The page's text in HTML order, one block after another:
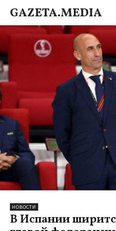
GAZETA.MEDIA
НОВОСТИ
В Испании